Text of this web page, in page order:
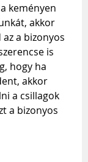
keményen
akkor
a bizonyos
is
hogy ha
akkor
a csillagok
a bizonyos